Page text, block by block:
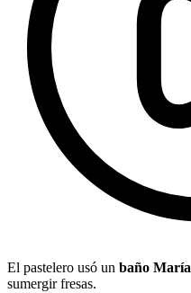
El pastelero usó un baño María
sumergir fresas.